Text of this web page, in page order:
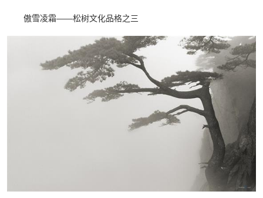
傲雪凌霜——松树文化品格之三